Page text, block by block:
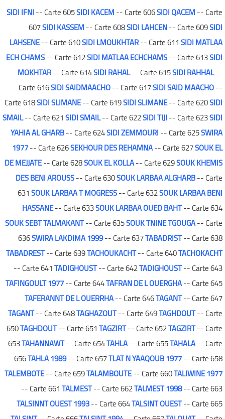
SIDI IFNI-- Carte 605SIDI KACEM-- Carte 606SIDI QACEM-- Carte
607SIDI KASSEM-- Carte 608SIDI LAHCEN-- Carte 609SIDI
LAHSENE-- Carte 610SIDI LMOUKHTAR-- Carte 611SIDI MATLAA
ECH CHAMS-- Carte 612SIDI MATLAA ECHCHAMS-- Carte 613SIDI
MOKHTAR-- Carte 614SIDI RAHAL-- Carte 615SIDI RAHHAL--
Carte 616SIDI SAIDMAACHO-- Carte 617SIDI SAID MAACHO--
Carte 618SIDI SLIMANE-- Carte 619SIDI SLIMANE-- Carte 620SIDI
SMAIL-- Carte 621SIDI SMAIL-- Carte 622SIDI TIJI-- Carte 623SIDI
YAHIA AL GHARB-- Carte 624SIDI ZEMMOURI-- Carte 625SWIRA
1977-- Carte 626SEKHOUR DES REHAMNA-- Carte 627SOUK EL
DE MEJJATE-- Carte 628SOUK EL KOLLA-- Carte 629SOUK KHEMIS
DES BENI AROUSS-- Carte 630SOUK LARBAA ALGHARB-- Carte
631SOUK LARBAA T MOGRESS-- Carte 632SOUK LARBAA BENI
HASSANE-- Carte 633SOUK LARBAA OUED BAHT-- Carte 634
SOUK SEBT TALMAKANT-- Carte 635SOUK TNINE TGOUGA-- Carte
636SWIRA LAKDIMA 1999-- Carte 637TABADRIST-- Carte 638
TABADREST-- Carte 639TACHOUKACHT-- Carte 640TACHOKACHT
-- Carte 641TADIGHOUST-- Carte 642TADIGHOUST-- Carte 643
TAFINGOULT 1977-- Carte 644TAFRAN DE L OUERGHA-- Carte 645
TAFERANNT DE L OUERRHA-- Carte 646TAGANT-- Carte 647
TAGANT-- Carte 648TAGHAZOUT-- Carte 649TAGHDOUT-- Carte
650TAGHDOUT-- Carte 651TAGZIRT-- Carte 652TAGZIRT-- Carte
653TAHANNAWT-- Carte 654TAHLA-- Carte 655TAHALA-- Carte
656TAHLA 1989-- Carte 657TLAT N YAAQOUB 1977-- Carte 658
TALEMBOTE-- Carte 659TALAMBOUTE-- Carte 660TALIWINE 1977
-- Carte 661TALMEST-- Carte 662TALMEST 1998-- Carte 663
TALSINNT OUEST 1993-- Carte 664TALSINT OUEST-- Carte 665